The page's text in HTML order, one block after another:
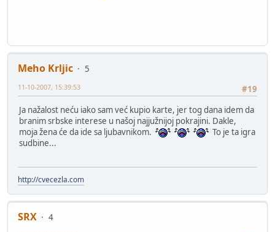
Meho Krljic
5
#19
11-10-2007, 15:39:53
Ja nažalost neću iako sam već kupio karte, jer tog dana idem da
branim srbske interese u našoj najjužnijoj pokrajini. Dakle,
moja žena će da ide sa ljubavnikom.
To je ta igra
sudbine...
http://cvecezla.com
SRX
4